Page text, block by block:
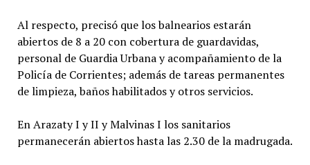
Al respecto, precisó que los balnearios estarán
abiertos de 8 a 20 con cobertura de guardavidas,
personal de Guardia Urbana y acompañamiento de la
Policía de Corrientes; además de tareas permanentes
de limpieza, baños habilitados y otros servicios.
En Arazaty I y II y Malvinas I los sanitarios
permanecerán abiertos hasta las 2.30 de la madrugada.